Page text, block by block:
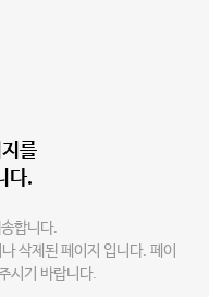
를
다.
합니다.
삭제된 페이지 입니다. 페이
시기 바랍니다.